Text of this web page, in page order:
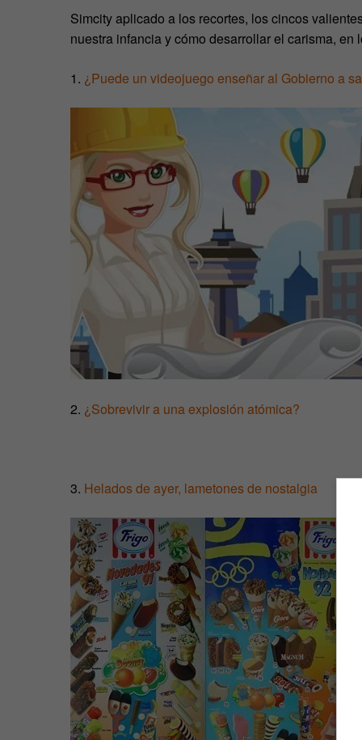
Simcity aplicado a los recortes, los cincos
nuestra infancia y cómo desarrollar el carisma, en
1. ¿Puede un videojuego enseñar al Gobierno a
2. ¿Sobrevivir a una explosión atómica?
3. Helados de ayer, lametones de nostalgia